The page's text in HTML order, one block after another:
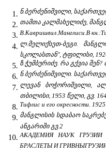
ნ.ბერძენიშვილი,
თამთა კალმახელიძე,
В.Кавришвил.Манглиси.В
ლ.მელიქსეთ-ბეგი.
სკოლასთან", ტფილისი,
ზ.ჭუმბურიძე. რა გქვია
ნ.ბერძენიშვილი.
ლევან ბოჭორიშვილი,
თბილისი, 1953 წელი, გვ.
Тифлис и его окресности.
მანგლისის სდაბაო
ანგარიში გვ.2
АКАДЕМИЯ НАУК
БРАСЛЕТЫ И ГРИВНЫГРУЗИИ